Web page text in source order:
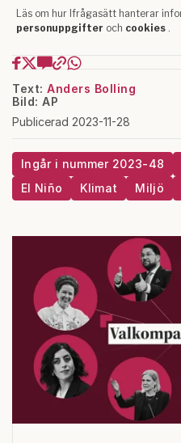
Text: Anders Bolling
Bild: AP
Publicerad 2023-11-28
Ingår i nummer 2023-48
El Niño
Klimat Miljö